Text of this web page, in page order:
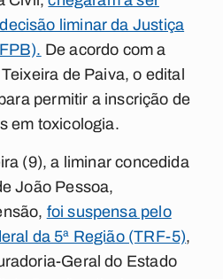
liminar da Justiça
De acordo com a
de Paiva, o edital
permitir a inscrição de
em toxicologia.
(9), a liminar concedida
João Pessoa,
foi suspensa pelo
da 5ª Região (TRF-5),
Geral do Estado